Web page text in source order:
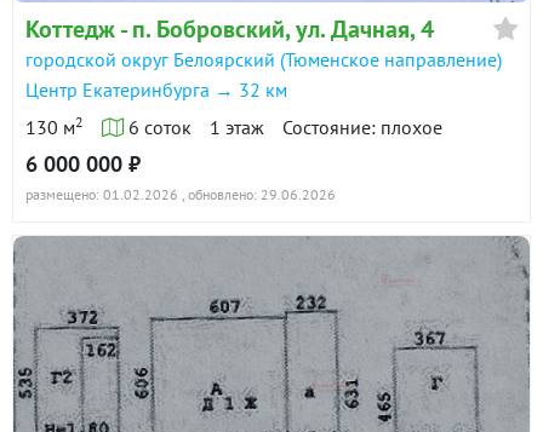
Коттедж - п. Бобровский, ул. Дачная, 4
городской округ Белоярский (Тюменское направление)
Центр Екатеринбурга → 32 км
130 м2 6 соток 1 этаж Состояние: плохое
6 000 000 ₽
размещено: 01.02.2026 , обновлено: 29.06.2026